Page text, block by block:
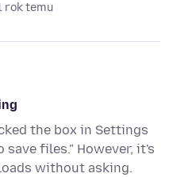
rok temu
the box in Settings
files." However, it's
without asking.